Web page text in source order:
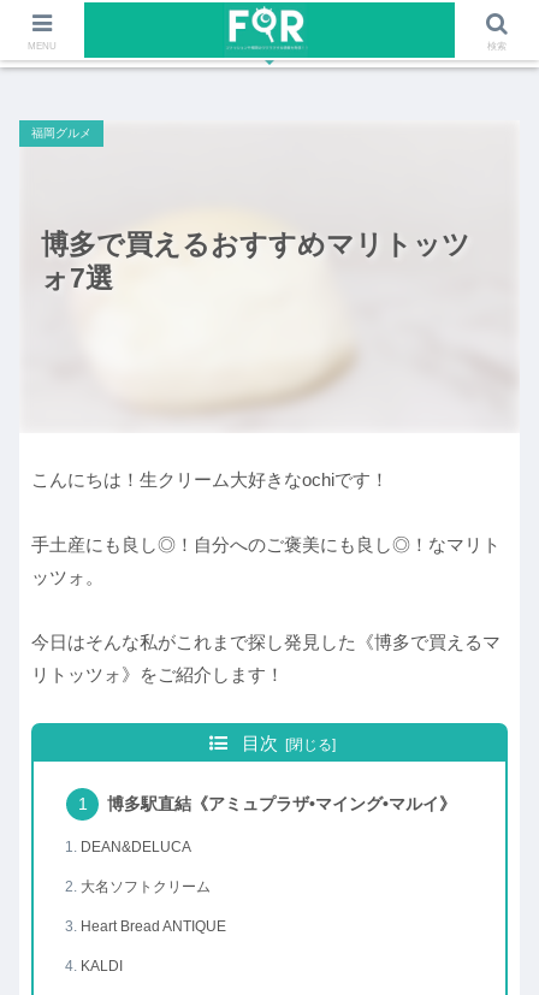
ファッションや福岡のワクワクする情報を発信！！
博多で買えるおすすめマリトッツ
ォ7選
福岡グルメ
こんにちは！生クリーム大好きなochiです！
手土産にも良し◎！自分へのご褒美にも良し◎！なマリト
ッツォ。
今日はそんな私がこれまで探し発見した《博多で買えるマ
リトッツォ》をご紹介します！
目次
博多駅直結《アミュプラザ•マイング•マルイ》
DEAN&DELUCA
大名ソフトクリーム
Heart Bread ANTIQUE
KALDI
MENU 検索